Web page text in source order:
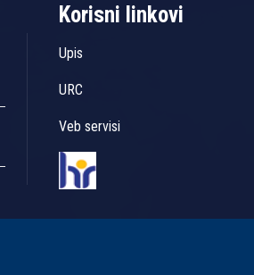
Korisni linkovi
Upis
URC
Veb servisi